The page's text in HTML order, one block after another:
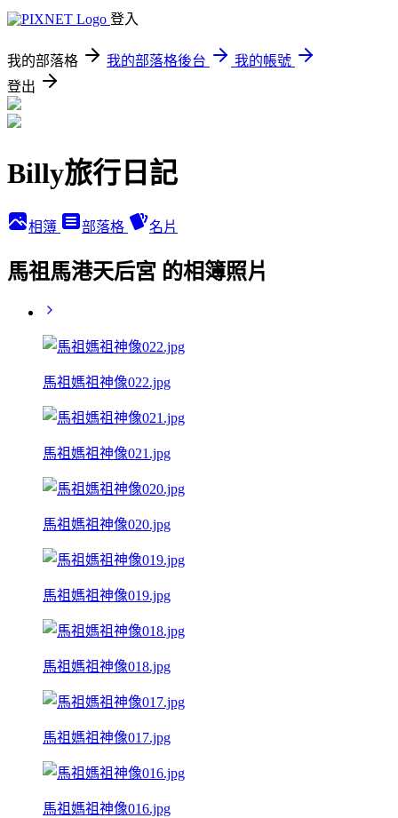
登入
我的部落格 我的部落格後台
我的帳號
登出
Billy旅行日記
相簿 部落格 名片
馬祖馬港天后宮 的相簿照片
馬祖媽祖神像022.jpg
馬祖媽祖神像021.jpg
馬祖媽祖神像020.jpg
馬祖媽祖神像019.jpg
馬祖媽祖神像018.jpg
馬祖媽祖神像017.jpg
馬祖媽祖神像016.jpg